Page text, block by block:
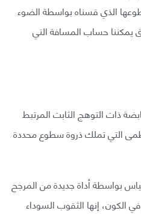
الذي قسناه بواسطة الضوء
يمكننا حساب المسافة التي
ذات التوهج الثابت المرتبط
التي تملك ذروة سطوع محددة
بواسطة أداة جديدة من المرجح
الكون، إنها الثقوب السوداء